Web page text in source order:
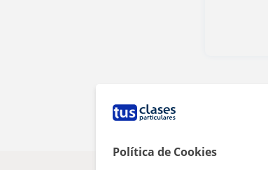
Política de Cookies